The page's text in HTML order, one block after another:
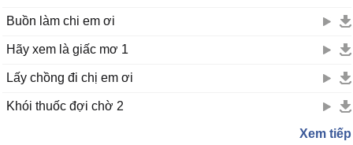
Buồn làm chi em ơi
Hãy xem là giấc mơ 1
Lấy chồng đi chị em ơi
Khói thuốc đợi chờ 2
Xem tiếp